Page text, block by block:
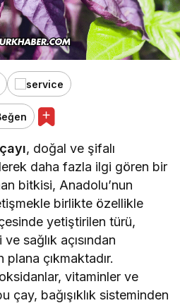
, doğal ve şifalı
daha fazla ilgi gören bir
bitkisi, Anadolu’nun
birlikte özellikle
yetiştirilen türü,
sağlık açısından
çıkmaktadır.
vitaminler ve
çay, bağışıklık sisteminden